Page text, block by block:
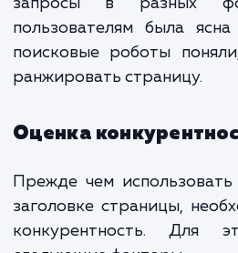
Балашихе по цене 9
Напольный глобус
купить в
Для информационной
В данном случае тайтл
иным способом.
мета-тег просто